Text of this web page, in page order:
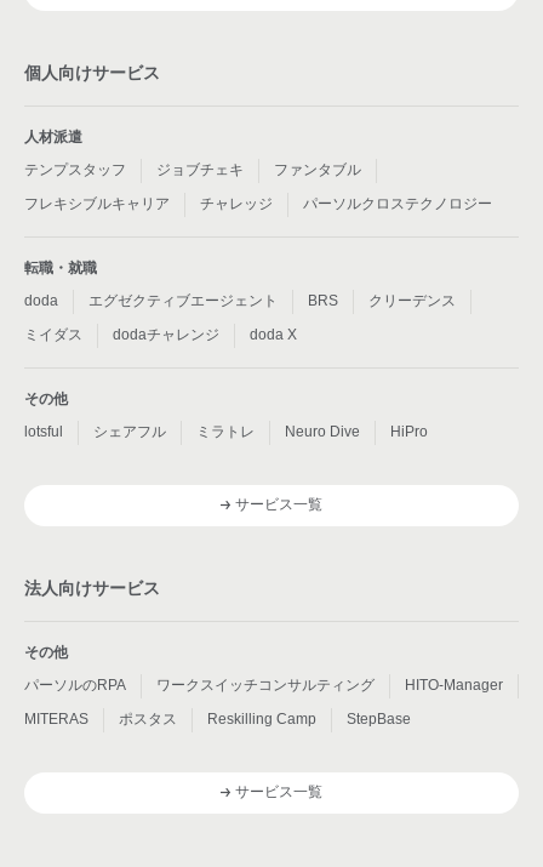
個人向けサービス
人材派遣
テンプスタッフ
ジョブチェキ
ファンタブル
フレキシブルキャリア
チャレッジ パーソルクロステクノロジー
転職・就職
doda
エグゼクティブエージェント BRS
クリーデンス
ミイダス
dodaチャレンジ doda X
その他
lotsful
シェアフル ミラトレ Neuro Dive HiPro
サービス一覧
法人向けサービス
その他
パーソルのRPA
ワークスイッチコンサルティング
HITO-Manager
MITERAS
ポスタス Reskilling Camp StepBase
サービス一覧